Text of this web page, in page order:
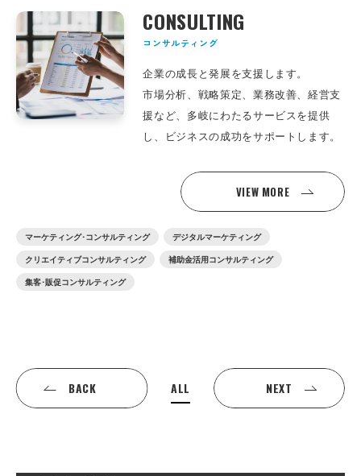
CONSULTING
コンサルティング
企業の成長と発展を支援します。
市場分析、戦略策定、業務改善、経営支
援など、多岐にわたるサービスを提供
し、ビジネスの成功をサポートします。
VIEW MORE
マーケティング･コンサルティング デジタルマーケティング
クリエイティブコンサルティング 補助金活用コンサルティング
集客･販促コンサルティング
BACK ALL NEXT